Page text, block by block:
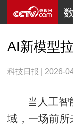
AI新模型
科技日报 | 2026-
当人工智
域，一场前所